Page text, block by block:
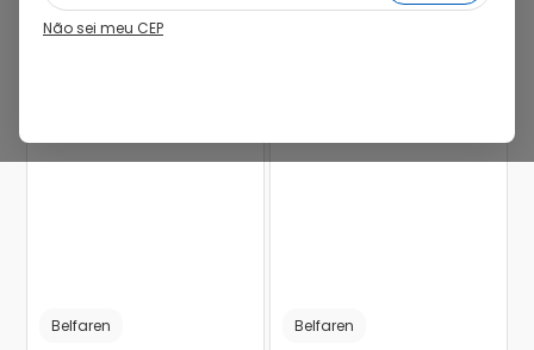
Não sei meu CEP
44%
Belfaren Belfaren